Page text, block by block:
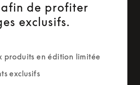
de profiter
exclusifs.
produits en édition limitée
exclusifs